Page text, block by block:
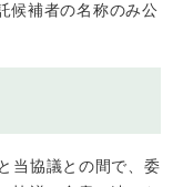
候補者の名称のみ公
当協議との間で、委